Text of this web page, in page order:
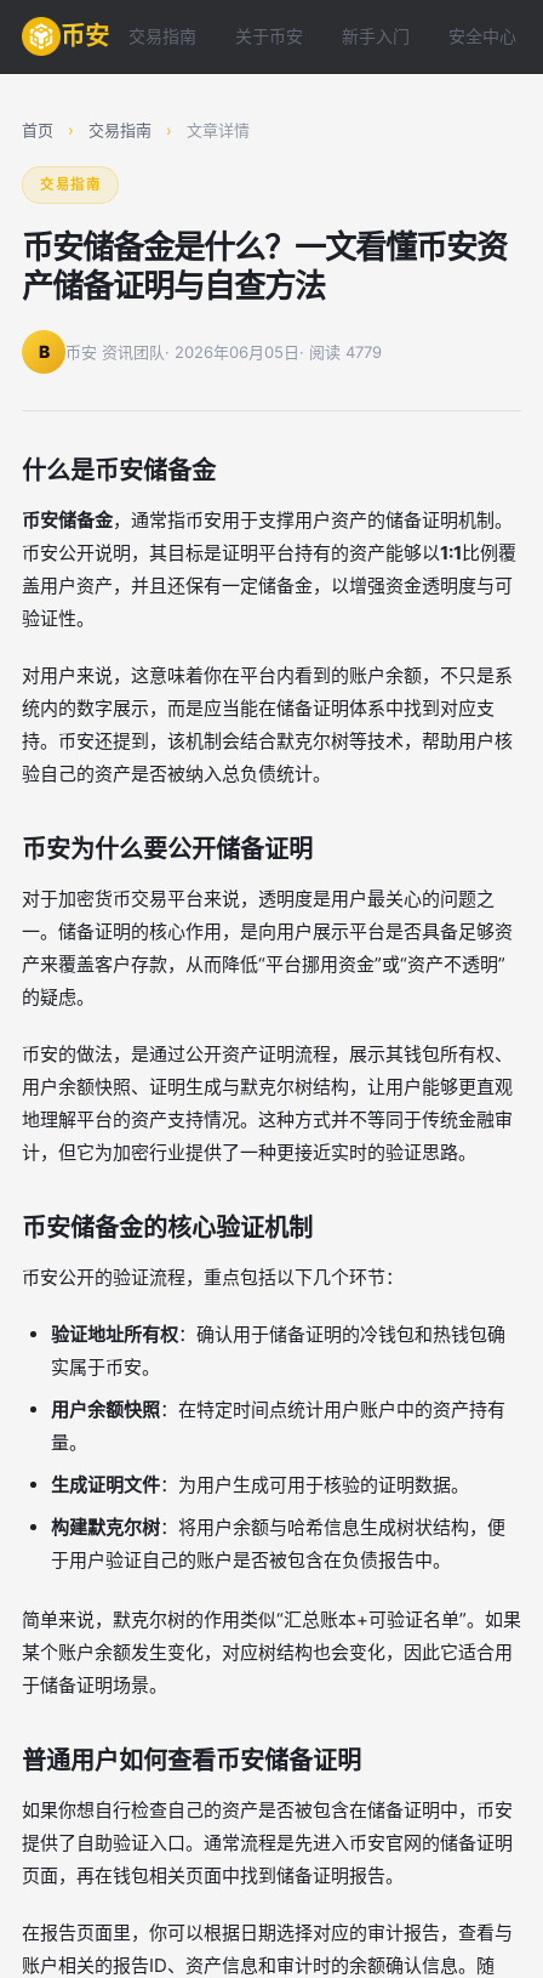
币安 交易指南 关于币安 新手入门 安全中心
首页 › 交易指南 › 文章详情
交易指南
币安储备金是什么？一文看懂币安资
产储备证明与自查方法
B 币安 资讯团队· 2026年06月05日· 阅读 4779
什么是币安储备金
币安储备金，通常指币安用于支撑用户资产的储备证明机制。
币安公开说明，其目标是证明平台持有的资产能够以1:1比例覆
盖用户资产，并且还保有一定储备金，以增强资金透明度与可
验证性。
对用户来说，这意味着你在平台内看到的账户余额，不只是系
统内的数字展示，而是应当能在储备证明体系中找到对应支
持。币安还提到，该机制会结合默克尔树等技术，帮助用户核
验自己的资产是否被纳入总负债统计。
币安为什么要公开储备证明
对于加密货币交易平台来说，透明度是用户最关心的问题之
一。储备证明的核心作用，是向用户展示平台是否具备足够资
产来覆盖客户存款，从而降低“平台挪用资金”或“资产不透明”
的疑虑。
币安的做法，是通过公开资产证明流程，展示其钱包所有权、
用户余额快照、证明生成与默克尔树结构，让用户能够更直观
地理解平台的资产支持情况。这种方式并不等同于传统金融审
计，但它为加密行业提供了一种更接近实时的验证思路。
币安储备金的核心验证机制
币安公开的验证流程，重点包括以下几个环节：
验证地址所有权：确认用于储备证明的冷钱包和热钱包确
实属于币安。
用户余额快照：在特定时间点统计用户账户中的资产持有
量。
生成证明文件：为用户生成可用于核验的证明数据。
构建默克尔树：将用户余额与哈希信息生成树状结构，便
于用户验证自己的账户是否被包含在负债报告中。
简单来说，默克尔树的作用类似“汇总账本+可验证名单”。如果
某个账户余额发生变化，对应树结构也会变化，因此它适合用
于储备证明场景。
普通用户如何查看币安储备证明
如果你想自行检查自己的资产是否被包含在储备证明中，币安
提供了自助验证入口。通常流程是先进入币安官网的储备证明
页面，再在钱包相关页面中找到储备证明报告。
在报告页面里，你可以根据日期选择对应的审计报告，查看与
账户相关的报告ID、资产信息和审计时的余额确认信息。随